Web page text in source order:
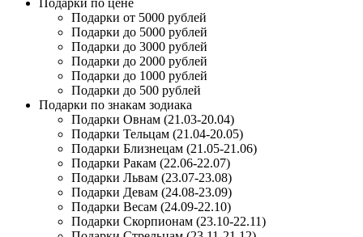
Подарки по цене
Подарки от 5000 рублей
Подарки до 5000 рублей
Подарки до 3000 рублей
Подарки до 2000 рублей
Подарки до 1000 рублей
Подарки до 500 рублей
Подарки по знакам зодиака
Подарки Овнам (21.03-20.04)
Подарки Тельцам (21.04-20.05)
Подарки Близнецам (21.05-21.06)
Подарки Ракам (22.06-22.07)
Подарки Львам (23.07-23.08)
Подарки Девам (24.08-23.09)
Подарки Весам (24.09-22.10)
Подарки Скорпионам (23.10-22.11)